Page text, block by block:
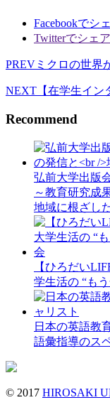
Facebookでシ
Twitterでシェア
PREV ミクロの世界
NEXT 【在学生イ
Recommend
弘前大学出版
～教育研究成
地域に根ざし
【ひろだい
学生活の “も
日本の英語教
語彙指導のス
© 2017 HIROSAKI